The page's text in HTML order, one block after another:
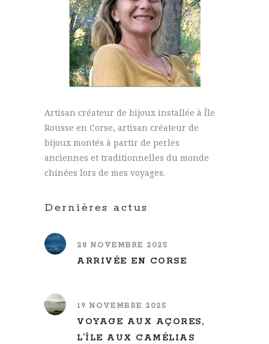
Artisan créateur de bijoux installée à Île
Rousse en Corse, artisan créateur de
bijoux montés à partir de perles
anciennes et traditionnelles du monde
chinées lors de mes voyages.
Dernières actus
28 NOVEMBRE 2025
ARRIVÉE EN CORSE
19 NOVEMBRE 2025
VOYAGE AUX AÇORES,
L’ÎLE AUX CAMÉLIAS